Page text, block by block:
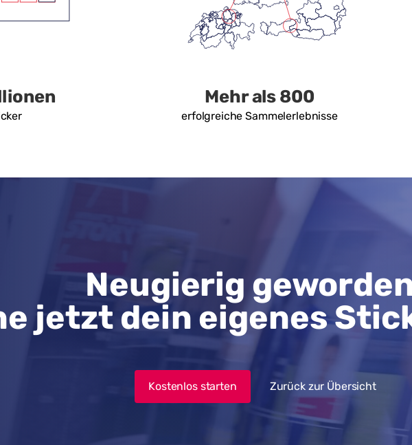
Mehr als 800
erfolgreiche Sammelerlebnisse
Neugierig
jetzt dein eigenes
Kostenlos starten Zurück zur Übersicht